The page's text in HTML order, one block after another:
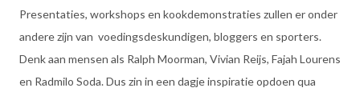
Presentaties, workshops en kookdemonstraties zullen er onder
andere zijn van voedingsdeskundigen, bloggers en sporters.
Denk aan mensen als Ralph Moorman, Vivian Reijs, Fajah Lourens
en Radmilo Soda. Dus zin in een dagje inspiratie opdoen qua